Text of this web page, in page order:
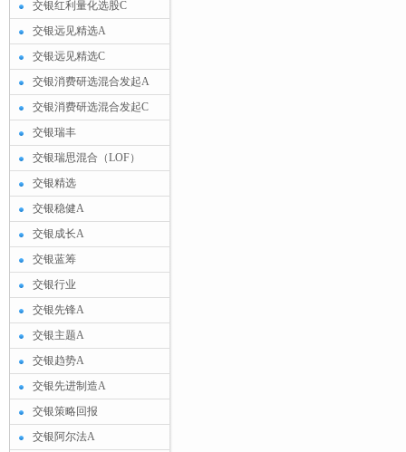
交银红利量化选股C
交银远见精选A
交银远见精选C
交银消费研选混合发起A
交银消费研选混合发起C
交银瑞丰
交银瑞思混合（LOF）
交银精选
交银稳健A
交银成长A
交银蓝筹
交银行业
交银先锋A
交银主题A
交银趋势A
交银先进制造A
交银策略回报
交银阿尔法A